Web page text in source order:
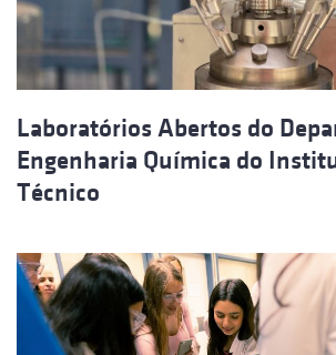
Laboratórios Abertos do
Engenharia Química do
Técnico